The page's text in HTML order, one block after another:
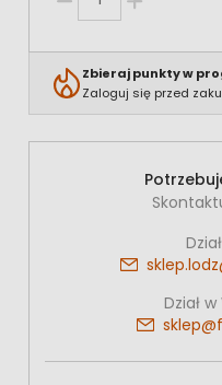
Zbieraj punkty w
Zaloguj się przed
Dział